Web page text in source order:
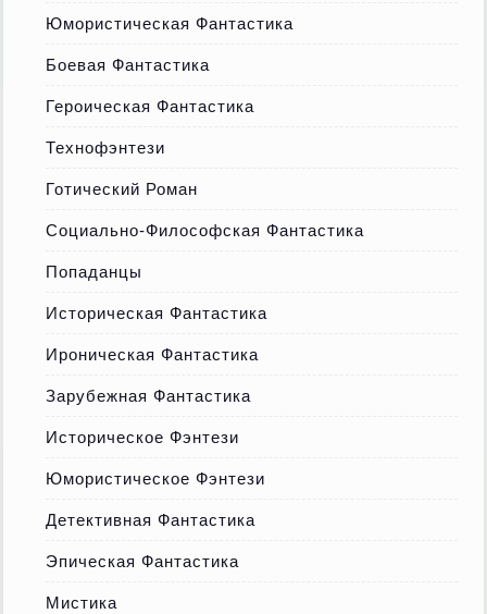
Юмористическая Фантастика
Боевая Фантастика
Героическая Фантастика
Технофэнтези
Готический Роман
Социально-Философская Фантастика
Попаданцы
Историческая Фантастика
Ироническая Фантастика
Зарубежная Фантастика
Историческое Фэнтези
Юмористическое Фэнтези
Детективная Фантастика
Эпическая Фантастика
Мистика